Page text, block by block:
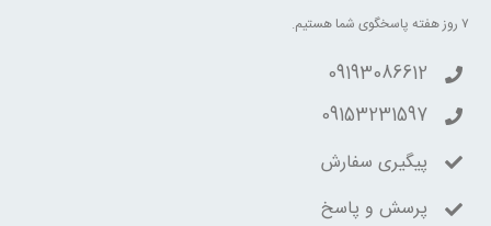
۷ روز هفته پاسخگوی شما هستیم.
09193086612
09153231597
پیگیری سفارش
پرسش و پاسخ